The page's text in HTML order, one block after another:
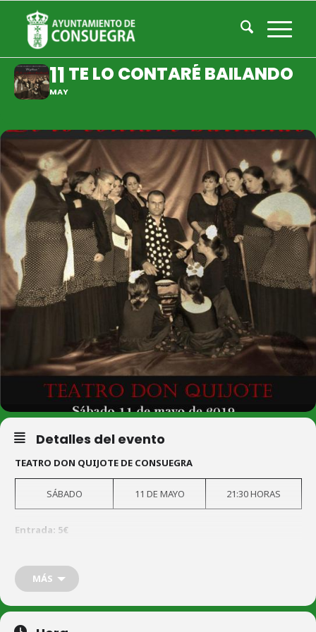
TE LO CONTARÉ BAILANDO
11
MAY
TE LO CONTARÉ BAILANDO
Detalles del evento
TEATRO DON QUIJOTE DE CONSUEGRA
SÁBADO 11 DE MAYO 21:30 HORAS
Entrada: 5€
lo contaré bailando»
Venta de Entradas en taquilla
Jueves y viernes de 11:30 a 13:30h.;
jueves de 18:30 a 20:30h.;
MÁS